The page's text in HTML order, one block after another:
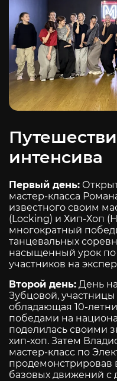
интенсива
Первый день:
мастер-класса
известного своим
(Locking) и Хип-Хоп
многократный
танцевальных
насыщенный урок по
участников на
Второй день: День
Зубцовой,
обладающая 10-
победами на
поделилась своими
хип-хоп. Затем
мастер-класс по
продемонстрировав
базовых движений с